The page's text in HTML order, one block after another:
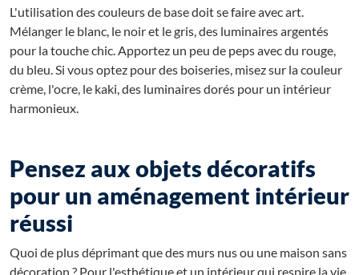
L'utilisation des couleurs de base doit se faire avec art.
Mélanger le blanc, le noir et le gris, des luminaires argentés
pour la touche chic. Apportez un peu de peps avec du rouge,
du bleu. Si vous optez pour des boiseries, misez sur la couleur
crème, l'ocre, le kaki, des luminaires dorés pour un intérieur
harmonieux.
Pensez aux objets décoratifs
pour un aménagement intérieur
réussi
Quoi de plus déprimant que des murs nus ou une maison sans
décoration ? Pour l'esthétique et un intérieur qui respire la vie,